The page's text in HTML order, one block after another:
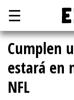
☰
Cumplen
estará en
NFL